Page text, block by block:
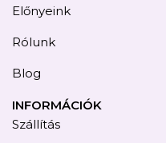
Előnyeink
Rólunk
Blog
INFORMÁCIÓK
Szállítás